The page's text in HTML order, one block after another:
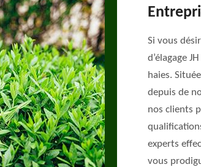
Si vous
d’élagage
haies.
depuis de
nos clients
experts
vous